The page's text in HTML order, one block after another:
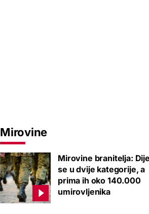
Mirovine
Mirovine branitelja:
se u dvije kategorije, a
prima ih oko 140.000
umirovljenika